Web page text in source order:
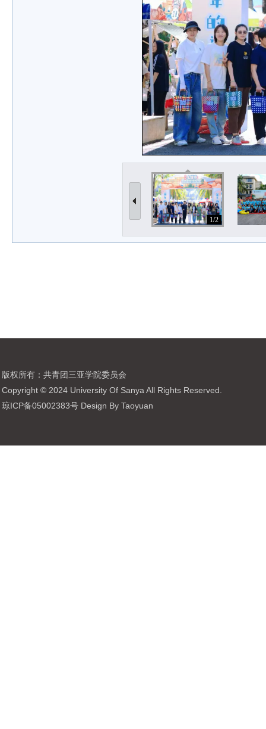
1/2
版权所有：共青团三亚学院委员会
Copyright © 2024 University Of Sanya All Rights Reserved.
琼ICP备05002383号 Design By Taoyuan